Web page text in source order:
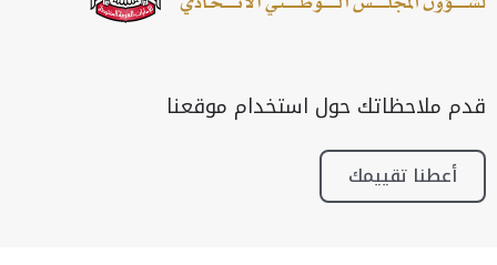
قدم ملاحظاتك حول استخدام موقعنا
أعطنا تقييمك